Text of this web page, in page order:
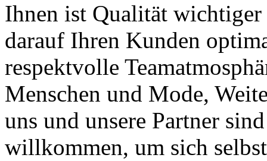
Ihnen ist Qualität
darauf Ihren Kunden
respektvolle
Menschen und Mode,
uns und unsere Partner
willkommen, um sich